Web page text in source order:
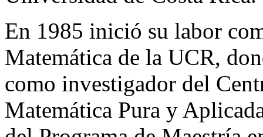
En 1985 inició su labor
Matemática de la UCR,
como investigador del
Matemática Pura y